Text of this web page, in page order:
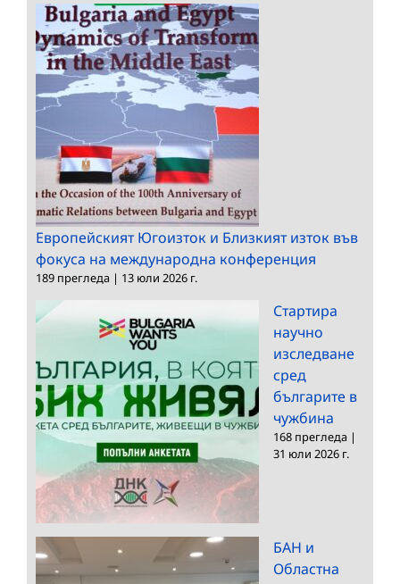
Европейският Югоизток и Близкият изток във
фокуса на международна конференция
189 прегледа | 13 юли 2026 г.
Стартира
научно
изследване
сред
българите в
чужбина
168 прегледа |
31 юли 2026 г.
БАН и
Областна